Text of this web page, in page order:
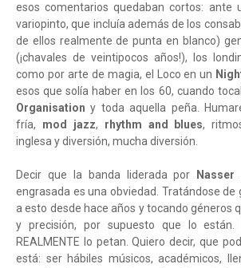
esos comentarios quedaban cortos: ante
variopinto, que incluía además de los
de ellos realmente de punta en blanco)
(¡chavales de veintipocos años!), los
como por arte de magia, el Loco en un
esos que solía haber en los 60, cuando
Organisation y toda aquella peña.
fría, mod jazz, rhythm and blues,
inglesa y diversión, mucha diversión.
Decir que la banda liderada por Nasser
engrasada es una obviedad. Tratándose de
a esto desde hace años y tocando géneros
y precisión, por supuesto que lo
REALMENTE lo petan. Quiero decir, que
está: ser hábiles músicos, académicos,